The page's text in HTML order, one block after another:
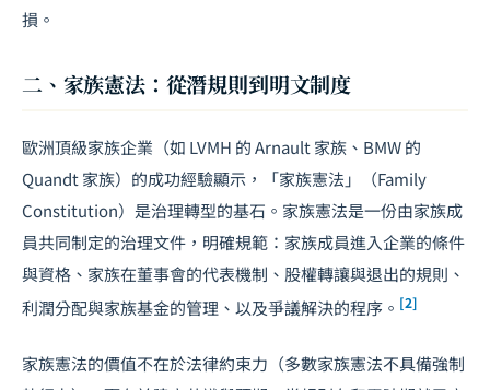
損。
二、家族憲法：從潛規則到明文制度
歐洲頂級家族企業（如 LVMH 的 Arnault 家族、BMW 的
Quandt 家族）的成功經驗顯示，「家族憲法」（Family
Constitution）是治理轉型的基石。家族憲法是一份由家族成
員共同制定的治理文件，明確規範：家族成員進入企業的條件
與資格、家族在董事會的代表機制、股權轉讓與退出的規則、
利潤分配與家族基金的管理、以及爭議解決的程序。 [2]
家族憲法的價值不在於法律約束力（多數家族憲法不具備強制